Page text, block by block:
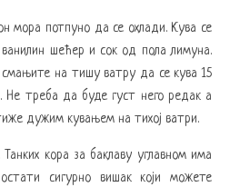
мора потпуно да се охлади. Кува се
шећер и сок од пола лимуна.
на тишу ватру да се кува 15
треба да буде густ него редак а
дужим кувањем на тихој ватри.
кора за баклаву углавном има
сигурно вишак који можете